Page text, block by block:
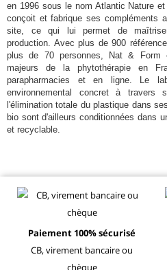
en 1996 sous le nom Atlantic Nature
conçoit et fabrique ses compléments
site, ce qui lui permet de
production. Avec plus de 900
plus de 70 personnes, Nat & Form
majeurs de la phytothérapie en
parapharmacies et en ligne. Le
environnemental concret à travers
l'élimination totale du plastique dans
bio sont d'ailleurs conditionnées dans
et recyclable.
Paiement 100% sécurisé
CB, virement bancaire ou
chèque